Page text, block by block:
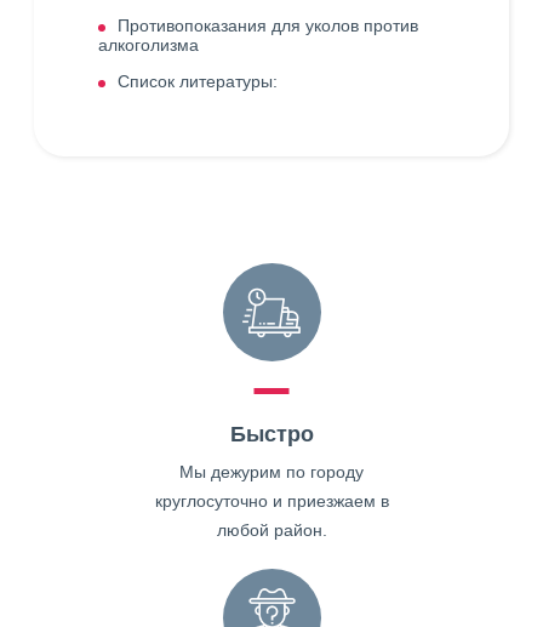
Противопоказания для уколов против
алкоголизма
Список литературы:
Быстро
Мы дежурим по городу
круглосуточно и приезжаем в
любой район.